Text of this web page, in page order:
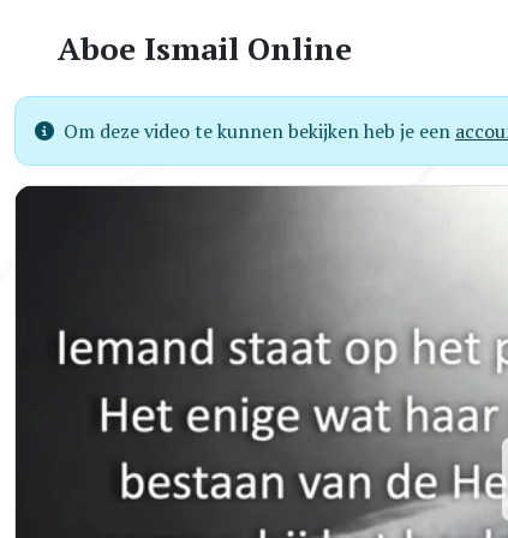
Aboe Ismail Online
Om deze video te kunnen bekijken heb je een